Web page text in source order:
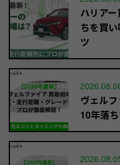
ハリア
ちを買
ツ
ヴェルフ
10年落